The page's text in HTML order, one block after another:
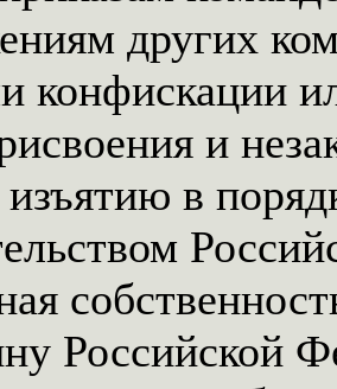
других
конфискации
и
в
Российской